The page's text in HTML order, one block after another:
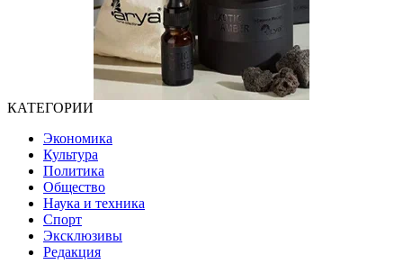
КАТЕГОРИИ
Экономика
Культура
Политика
Общество
Наука и техника
Спорт
Эксклюзивы
Редакция